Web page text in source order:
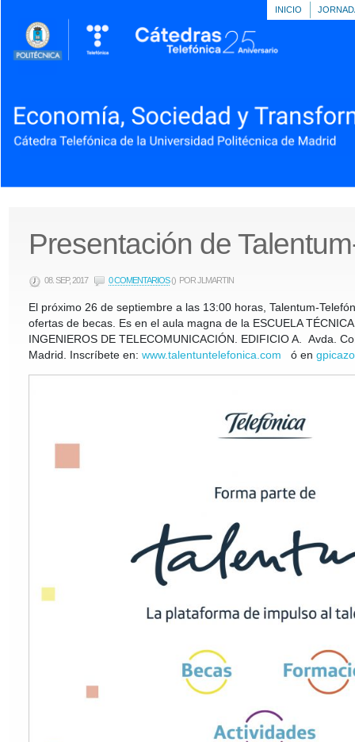
INICIO
Presentación de
08. SEP, 2017 0 COMENTARIOS() POR JLMARTIN
El próximo 26 de septiembre a las 13:00 horas, Talentum-
ofertas de becas. Es en el aula magna de la ESCUELA
INGENIEROS DE TELECOMUNICACIÓN. EDIFICIO A. Avda.
Madrid. Inscríbete en: www.talentuntelefonica.com ó en